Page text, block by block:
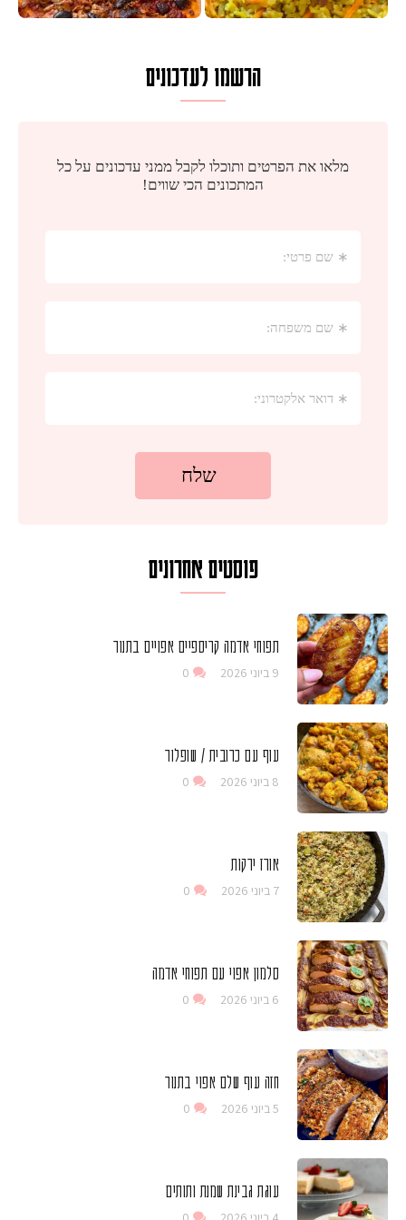
הרשמו לעדכונים
פוסטים אחרונים
תפוחי אדמה קריספיים אפויים בתנור
9 ביוני 2026 0
עוף עם כרובית / שופלור
8 ביוני 2026 0
אורז ירקות
7 ביוני 2026 0
סלמון אפוי עם תפוחי אדמה
6 ביוני 2026 0
חזה עוף שלם אפוי בתנור
5 ביוני 2026 0
עוגת גבינת שמנת ותותים